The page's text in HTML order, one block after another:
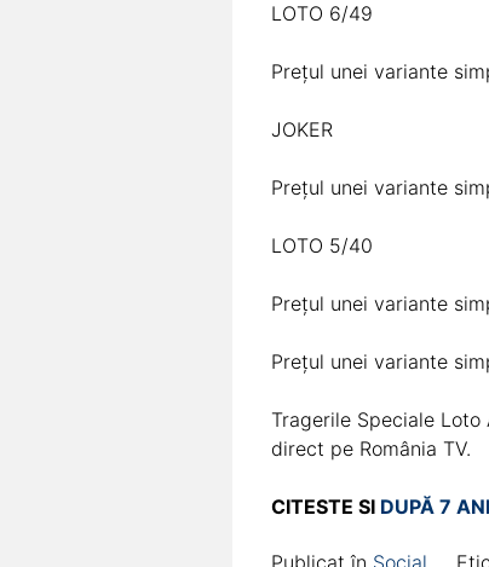
LOTO 6/49
Prețul unei variante
JOKER
Prețul unei variante
LOTO 5/40
Prețul unei variante
Prețul unei variante
Tragerile Speciale
direct pe România TV.
CITESTE SI DUPĂ 7
Publicat în Social